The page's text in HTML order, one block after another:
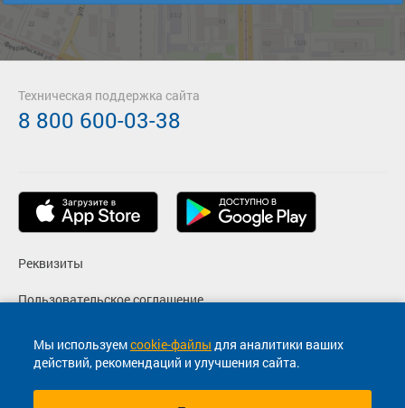
Мы используемcookie-файлы для аналитики ваших
действий, рекомендаций и улучшения сайта.
Реквизиты
Пользовательское соглашение
Политика конфиденциальности
Согласие на маркетинговые сообщения
Техническая поддержка сайта
8 800 600-03-38